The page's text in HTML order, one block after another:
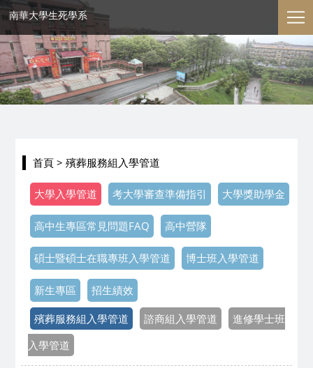
南華大學生死學系
首頁 > 殯葬服務組入學管道
大學入學管道 考大學審查準備指引 大學獎助學金
高中生專區常見問題FAQ 高中營隊
碩士暨碩士在職專班入學管道 博士班入學管道
新生專區 招生績效
殯葬服務組入學管道 諮商組入學管道
進修學士班
入學管道